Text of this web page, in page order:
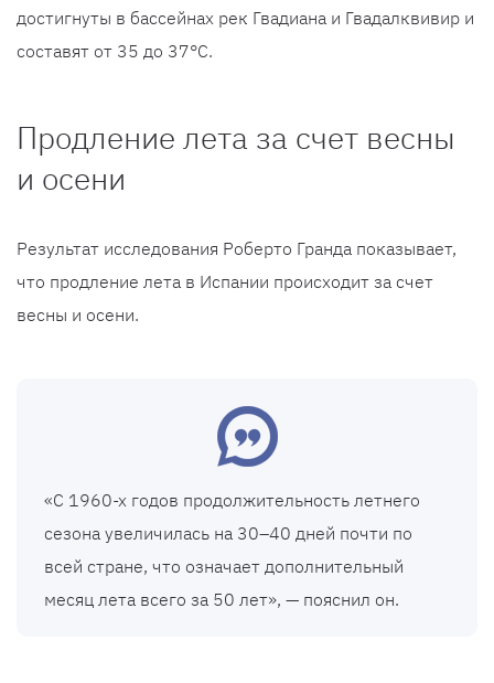
достигнуты в бассейнах рек Гвадиана и Гвадалквивир и
составят от 35 до 37°C.
Продление лета за счет весны
и осени
Результат исследования Роберто Гранда показывает,
что продление лета в Испании происходит за счет
весны и осени.
«С 1960-х годов продолжительность летнего
сезона увеличилась на 30–40 дней почти по
всей стране, что означает дополнительный
месяц лета всего за 50 лет», — пояснил он.